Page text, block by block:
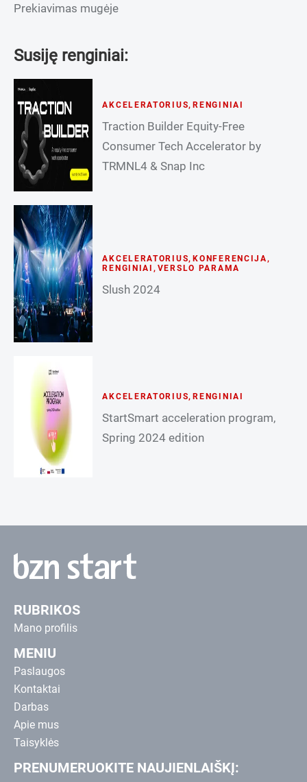
Prekiavimas mugėje
Susiję renginiai:
AKCELERATORIUS, RENGINIAI
Traction Builder Equity-Free
Consumer Tech Accelerator by
TRMNL4 & Snap Inc
AKCELERATORIUS, KONFERENCIJA,
RENGINIAI , VERSLO PARAMA
Slush 2024
AKCELERATORIUS, RENGINIAI
StartSmart acceleration program,
Spring 2024 edition
RUBRIKOS
Mano profilis
MENIU
Paslaugos
Kontaktai
Darbas
Apie mus
Taisyklės
PRENUMERUOKITE NAUJIENLAIŠKĮ: